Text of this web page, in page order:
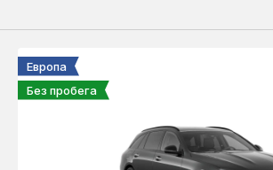
Европа
Без пробега